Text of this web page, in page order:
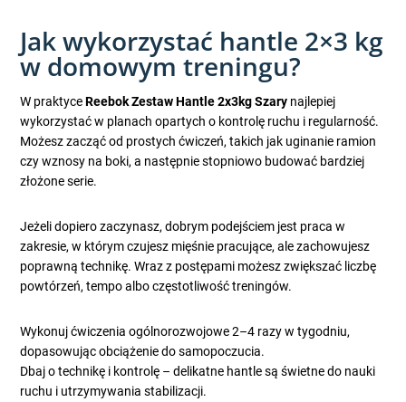
Jak wykorzystać hantle 2×3 kg
w domowym treningu?
W praktyceReebok Zestaw Hantle 2x3kg Szary najlepiej
wykorzystać w planach opartych o kontrolę ruchu i regularność.
Możesz zacząć od prostych ćwiczeń, takich jak uginanie ramion
czy wznosy na boki, a następnie stopniowo budować bardziej
złożone serie.
Jeżeli dopiero zaczynasz, dobrym podejściem jest praca w
zakresie, w którym czujesz mięśnie pracujące, ale zachowujesz
poprawną technikę. Wraz z postępami możesz zwiększać liczbę
powtórzeń, tempo albo częstotliwość treningów.
Wykonuj ćwiczenia ogólnorozwojowe 2–4 razy w tygodniu,
dopasowując obciążenie do samopoczucia.
Dbaj o technikę i kontrolę – delikatne hantle są świetne do nauki
ruchu i utrzymywania stabilizacji.